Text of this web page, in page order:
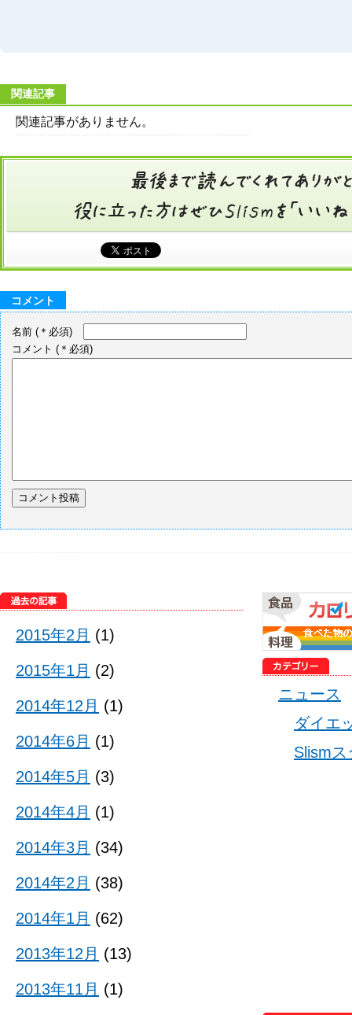
関連記事
関連記事がありません。
コメント
名前 (＊必須)
コメント (＊必須)
ニュース
ダイエ
Slism
2015年2月 (1)
2015年1月 (2)
2014年12月 (1)
2014年6月 (1)
2014年5月 (3)
2014年4月 (1)
2014年3月 (34)
2014年2月 (38)
2014年1月 (62)
2013年12月 (13)
2013年11月 (1)